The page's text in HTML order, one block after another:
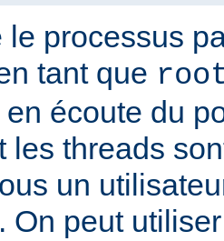
le processus
tant que
écoute du
les threads
un
On peut